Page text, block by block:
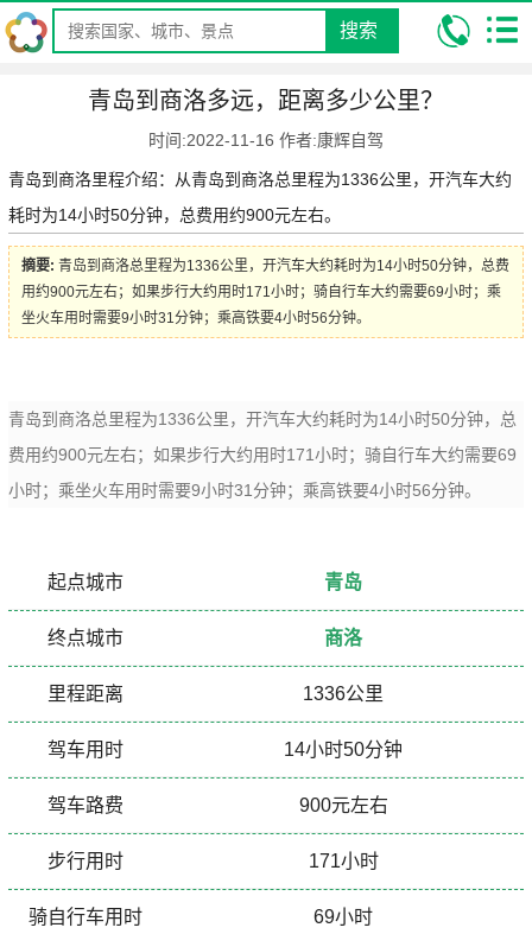
搜索
岛到商洛多远，距离多少公里？
青岛到商洛多远，距离多少公里？
时间:2022-11-16 作者:康辉自驾
青岛到商洛里程介绍：从青岛到商洛总里程为1336公里，开汽车大约
耗时为14小时50分钟，总费用约900元左右。
摘要: 青岛到商洛总里程为1336公里，开汽车大约耗时为14小时50分钟，总费
用约900元左右；如果步行大约用时171小时；骑自行车大约需要69小时；乘
坐火车用时需要9小时31分钟；乘高铁要4小时56分钟。
青岛到商洛总里程为1336公里，开汽车大约耗时为14小时50分钟，总
费用约900元左右；如果步行大约用时171小时；骑自行车大约需要69
小时；乘坐火车用时需要9小时31分钟；乘高铁要4小时56分钟。
起点城市 青岛
终点城市 商洛
里程距离 1336公里
驾车用时 14小时50分钟
驾车路费 900元左右
步行用时 171小时
骑自行车用时 69小时